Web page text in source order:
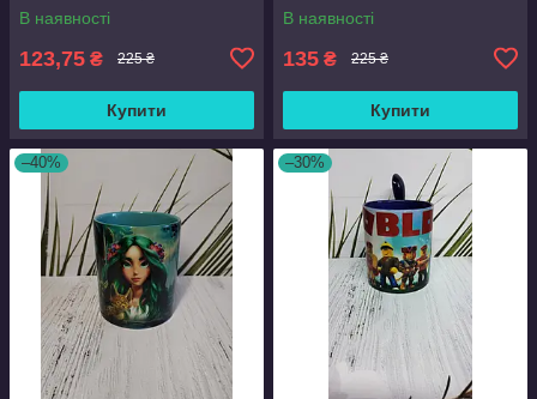
В наявності
123,75 ₴ 225 ₴
Купити
В наявності
135 ₴ 225 ₴
Купити
–40% –30%